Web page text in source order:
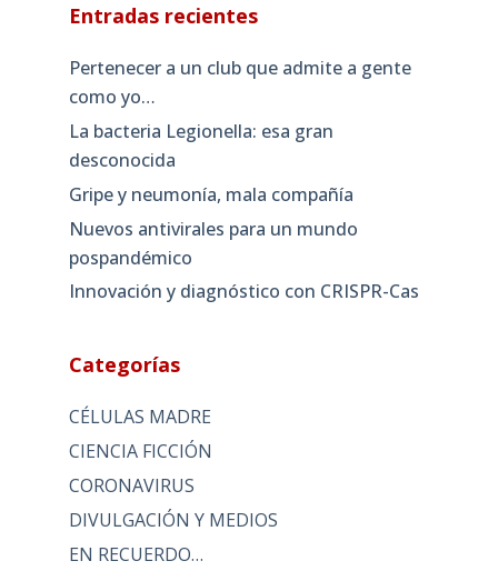
Entradas recientes
Pertenecer a un club que admite a gente
como yo…
La bacteria Legionella: esa gran
desconocida
Gripe y neumonía, mala compañía
Nuevos antivirales para un mundo
pospandémico
Innovación y diagnóstico con CRISPR-Cas
Categorías
CÉLULAS MADRE
CIENCIA FICCIÓN
CORONAVIRUS
DIVULGACIÓN Y MEDIOS
EN RECUERDO…